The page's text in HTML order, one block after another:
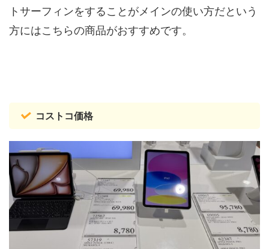
トサーフィンをすることがメインの使い方だという
方にはこちらの商品がおすすめです。
コストコ価格